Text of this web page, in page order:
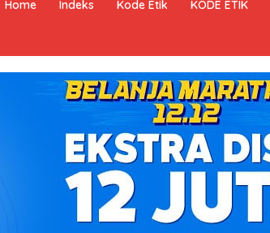
Home Indeks Kode Etik KODE ETIK